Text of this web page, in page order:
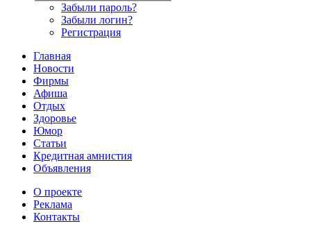
Забыли пароль?
Забыли логин?
Регистрация
Главная
Новости
Фирмы
Афиша
Отдых
Здоровье
Юмор
Статьи
Кредитная амнистия
Объявления
О проекте
Реклама
Контакты